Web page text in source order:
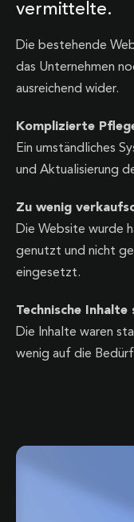
vermittelte.
Die bestehende
das Unternehmen
ausreichend wider.
Komplizierte
Ein umständliches
und Aktualisierung
Zu wenig
Die Website wurde
genutzt und nicht
eingesetzt.
Technische
Die Inhalte waren
wenig auf die